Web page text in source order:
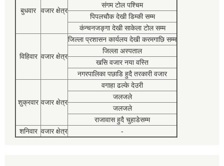
बुधवार वजार क्षेत्र
संगम टोल पश्चिम
पिपलचौक देखी डिम्की सम्म
कंन्चनजङ्गा देखी साकेला टोल सम्म
विहिवार वजार क्षेत्र
जिल्ला प्रशासन कार्यलय देखी करमगाछि सम्म
जिल्ला अस्पताल
खसि वजार नया वस्ति
नगरपालिका पछाडि हुदै तरकारी वजार
शुक्रवार वजार क्षेत्र
वगाहा ढल्के देउरी
जलजले
जलजले
राजावास हुदै चुहाडेसम्म
शनिवार वजार क्षेत्र -